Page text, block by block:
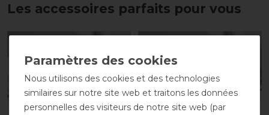
Les accessoires parfaits pour vous
Nous utilisons des cookies et des technologies
similaires sur notre site web et traitons les données
personnelles des visiteurs de notre site web (par